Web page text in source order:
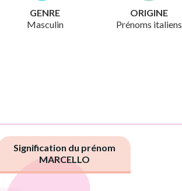
GENRE
Masculin
ORIGINE
Prénoms italiens
Signification du prénom
MARCELLO